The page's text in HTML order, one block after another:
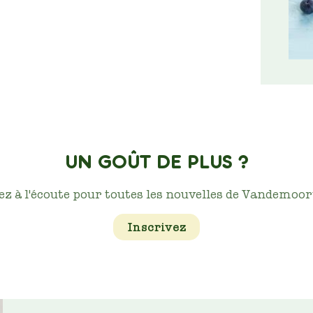
UN GOÛT DE PLUS ?
à l'écoute pour toutes les nouvelles de
Inscrivez